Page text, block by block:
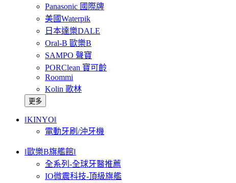
Panasonic 國際牌
美國Waterpik
日本達樂DALE
Oral-B 歐樂B
SAMPO 聲寶
PORClean 寶可齡
Roommi
Kolin 歌林
更多
‖KINYO‖
電動牙刷/沖牙機
‖歐樂B旗艦館‖
全系列-全球牙醫推薦
IO微震科技-頂級旗艦